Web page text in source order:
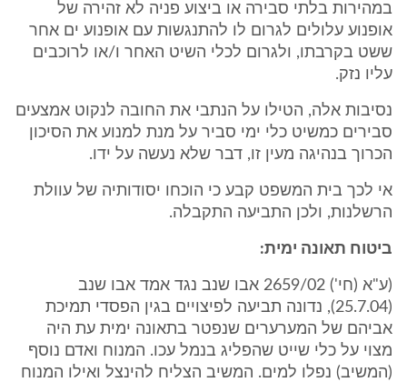
במהירות בלתי סבירה או ביצוע פניה לא זהירה של
אופנוע עלולים לגרום לו להתנגשות עם אופנוע ים אחר
ששט בקרבתו, ולגרום לכלי השיט האחר ו/או לרוכבים
עליו נזק.
נסיבות אלה, הטילו על הנתבי את החובה לנקוט אמצעים
סבירים כמשיט כלי ימי סביר על מנת למנוע את הסיכון
הכרוך בנהיגה מעין זו, דבר שלא נעשה על ידו.
אי לכך בית המשפט קבע כי הוכחו יסודותיה של עוולת
הרשלנות, ולכן התביעה התקבלה.
ביטוח תאונה ימית:
(ע"א (חי') 2659/02 אבו שנב נגד אמד אבו שנב
(25.7.04), נדונה תביעה לפיצויים בגין הפסדי תמיכת
אביהם של המערערים שנפטר בתאונה ימית עת היה
מצוי על כלי שייט שהפליג בנמל עכו. המנוח ואדם נוסף
(המשיב) נפלו למים. המשיב הצליח להינצל ואילו המנוח